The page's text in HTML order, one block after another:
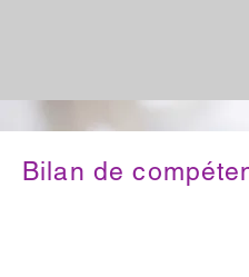
Bilan de